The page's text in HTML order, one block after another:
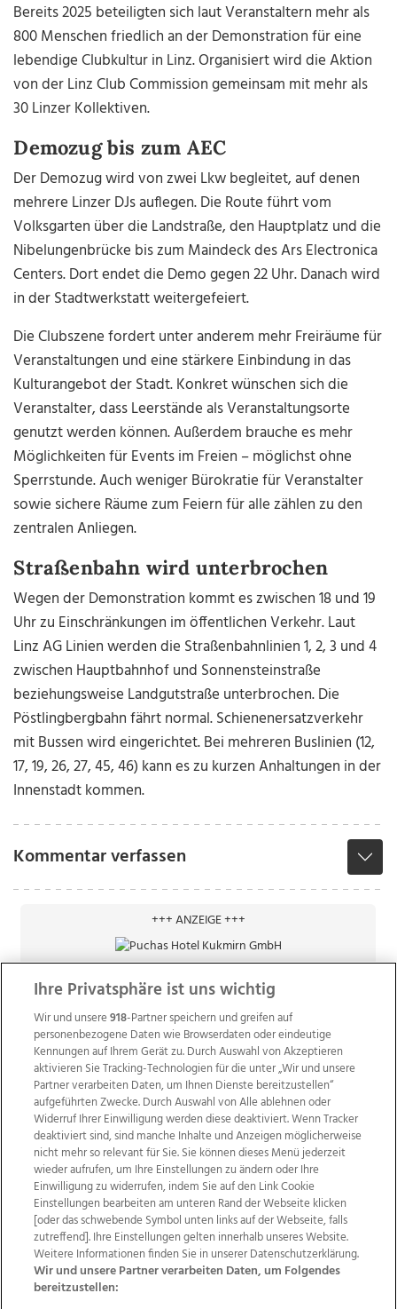
Bereits 2025 beteiligten sich laut Veranstaltern mehr als
800 Menschen friedlich an der Demonstration für eine
lebendige Clubkultur in Linz. Organisiert wird die Aktion
von der Linz Club Commission gemeinsam mit mehr als
30 Linzer Kollektiven.
Demozug bis zum AEC
Der Demozug wird von zwei Lkw begleitet, auf denen
mehrere Linzer DJs auflegen. Die Route führt vom
Volksgarten über die Landstraße, den Hauptplatz und die
Nibelungenbrücke bis zum Maindeck des Ars Electronica
Centers. Dort endet die Demo gegen 22 Uhr. Danach wird
in der Stadtwerkstatt weitergefeiert.
Die Clubszene fordert unter anderem mehr Freiräume für
Veranstaltungen und eine stärkere Einbindung in das
Kulturangebot der Stadt. Konkret wünschen sich die
Veranstalter, dass Leerstände als Veranstaltungsorte
genutzt werden können. Außerdem brauche es mehr
Möglichkeiten für Events im Freien – möglichst ohne
Sperrstunde. Auch weniger Bürokratie für Veranstalter
sowie sichere Räume zum Feiern für alle zählen zu den
zentralen Anliegen.
Straßenbahn wird unterbrochen
Wegen der Demonstration kommt es zwischen 18 und 19
Uhr zu Einschränkungen im öffentlichen Verkehr. Laut
Linz AG Linien werden die Straßenbahnlinien 1, 2, 3 und 4
zwischen Hauptbahnhof und Sonnensteinstraße
beziehungsweise Landgutstraße unterbrochen. Die
Pöstlingbergbahn fährt normal. Schienenersatzverkehr
mit Bussen wird eingerichtet. Bei mehreren Buslinien (12,
17, 19, 26, 27, 45, 46) kann es zu kurzen Anhaltungen in der
Innenstadt kommen.
Kommentar verfassen
+++ ANZEIGE +++
Wir über uns Mediadaten Kontakt
Jobs
Datenschutz
Impressum
AGB Anzeigekunden
AGB Website
Ehrenkodex Politische Werbung
Ihre Privatsphäre ist uns wichtig
Wir und unsere918-Partner speichern und greifen auf
personenbezogene Daten wie Browserdaten oder eindeutige
Kennungen auf Ihrem Gerät zu. Durch Auswahl von Akzeptieren
aktivieren Sie Tracking-Technologien für die unter „Wir und unsere
Partner verarbeiten Daten, um Ihnen Dienste bereitzustellen“
aufgeführten Zwecke. Durch Auswahl von Alle ablehnen oder
Widerruf Ihrer Einwilligung werden diese deaktiviert. Wenn Tracker
deaktiviert sind, sind manche Inhalte und Anzeigen möglicherweise
nicht mehr so relevant für Sie. Sie können dieses Menü jederzeit
wieder aufrufen, um Ihre Einstellungen zu ändern oder Ihre
Einwilligung zu widerrufen, indem Sie auf den Link Cookie
Einstellungen bearbeiten am unteren Rand der Webseite klicken
[oder das schwebende Symbol unten links auf der Webseite, falls
zutreffend]. Ihre Einstellungen gelten innerhalb unseres Website.
Weitere Informationen finden Sie in unserer Datenschutzerklärung.
Wir und unsere Partner verarbeiten Daten, um Folgendes
bereitzustellen: